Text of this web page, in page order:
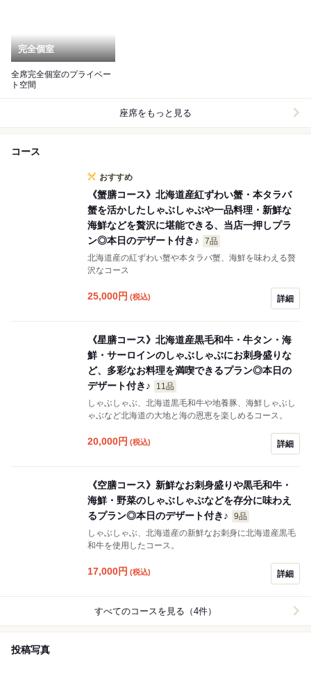
完全個室
全席完全個室のプライベー
ト空間
座席をもっと見る
コース
おすすめ
《蟹膳コース》北海道産紅ずわい蟹・本タラバ
蟹を活かしたしゃぶしゃぶや一品料理・新鮮な
海鮮などを贅沢に堪能できる、当店一押しプラ
ン◎本日のデザート付き♪
7品
北海道産の紅ずわい蟹や本タラバ蟹、海鮮を味わえる贅
沢なコース
25,000円 (税込) 詳細
《星膳コース》北海道産黒毛和牛・牛タン・海
鮮・サーロインのしゃぶしゃぶにお刺身盛りな
ど、多彩なお料理を満喫できるプラン◎本日の
デザート付き♪
11品
しゃぶしゃぶ、北海道黒毛和牛や地養豚、海鮮しゃぶし
ゃぶなど北海道の大地と海の恩恵を楽しめるコース。
20,000円 (税込) 詳細
《空膳コース》新鮮なお刺身盛りや黒毛和牛・
海鮮・野菜のしゃぶしゃぶなどを存分に味わえ
るプラン◎本日のデザート付き♪
9品
しゃぶしゃぶ、北海道産の新鮮なお刺身に北海道産黒毛
和牛を使用したコース。
17,000円 (税込) 詳細
すべてのコースを見る（4件）
投稿写真